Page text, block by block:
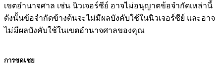
เขตอำนาจศาล เช่น นิวเจอร์ซีย์ อาจไม่อนุญาตข้อจำกัดเหล่านี้
ดังนั้นข้อจำกัดข้างต้นจะไม่มีผลบังคับใช้ในนิวเจอร์ซีย์ และอาจ
ไม่มีผลบังคับใช้ในเขตอำนาจศาลของคุณ
การชดเชย